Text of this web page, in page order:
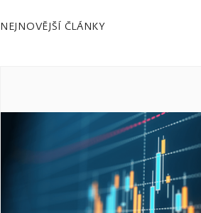
NEJNOVĚJŠÍ ČLÁNKY